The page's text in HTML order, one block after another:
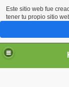
Este sitio web fue
tener tu propio sitio